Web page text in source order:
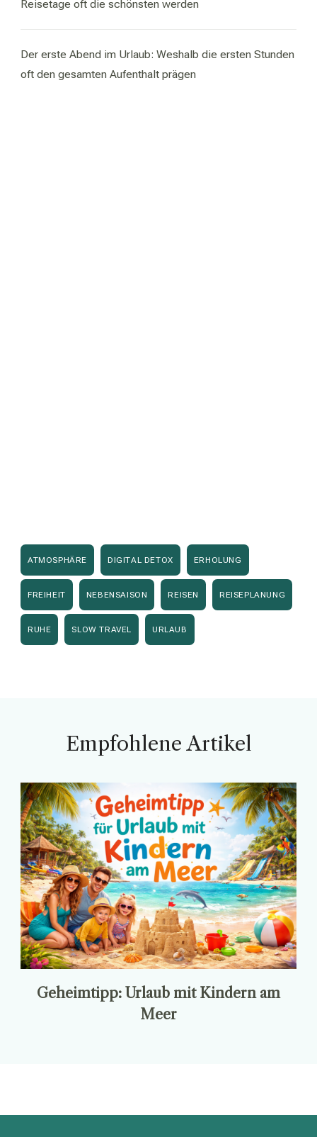
Reisetage oft die schönsten werden
Der erste Abend im Urlaub: Weshalb die ersten Stunden
oft den gesamten Aufenthalt prägen
ATMOSPHÄRE DIGITAL DETOX ERHOLUNG
FREIHEIT NEBENSAISON REISEN REISEPLANUNG
RUHE SLOW TRAVEL URLAUB
Empfohlene Artikel
Geheimtipp: Urlaub mit Kindern am
Meer